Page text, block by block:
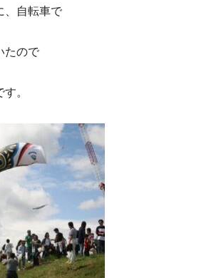
、自転車で
たので
。